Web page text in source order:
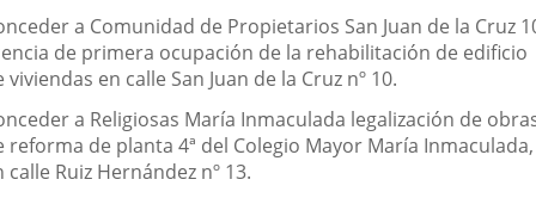
a Comunidad de Propietarios San Juan de la Cruz
de primera ocupación de la rehabilitación de edificio
viviendas en calle San Juan de la Cruz nº 10.
a Religiosas María Inmaculada legalización de
reforma de planta 4ª del Colegio Mayor María Inmaculada,
calle Ruiz Hernández nº 13.